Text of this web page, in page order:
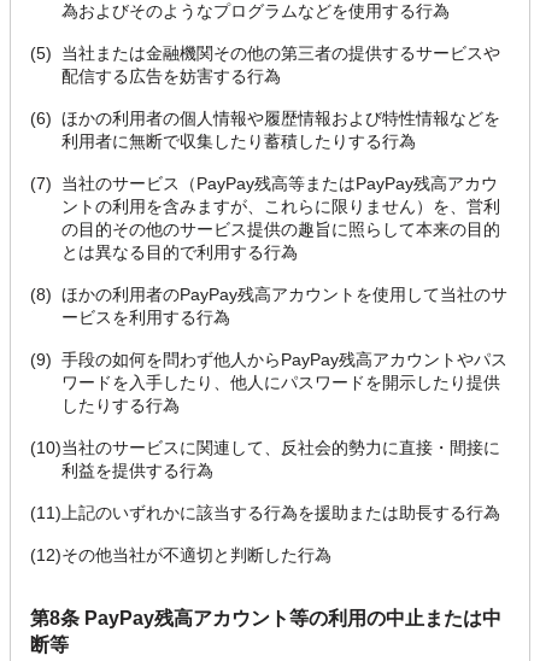
為およびそのようなプログラムなどを使用する行為
(5)
当社または金融機関その他の第三者の提供するサービスや
配信する広告を妨害する行為
(6) ほかの利用者の個人情報や履歴情報および特性情報などを
利用者に無断で収集したり蓄積したりする行為
(7)
当社のサービス（PayPay残高等またはPayPay残高アカウ
ントの利用を含みますが、これらに限りません）を、営利
の目的その他のサービス提供の趣旨に照らして本来の目的
とは異なる目的で利用する行為
(8) ほかの利用者のPayPay残高アカウントを使用して当社のサ
ービスを利用する行為
(9) 手段の如何を問わず他人からPayPay残高アカウントやパス
ワードを入手したり、他人にパスワードを開示したり提供
したりする行為
(10)当社のサービスに関連して、反社会的勢力に直接・間接に
利益を提供する行為
(11) 上記のいずれかに該当する行為を援助または助長する行為
(12)その他当社が不適切と判断した行為
第8条 PayPay残高アカウント等の利用の中止または中
断等